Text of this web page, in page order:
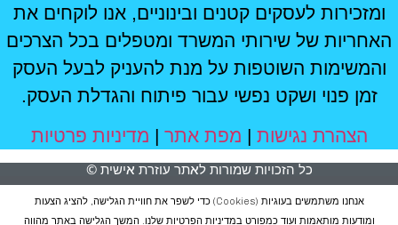
ומזכירות לעסקים קטנים ובינוניים, אנו לוקחים את
האחריות של שירותי המשרד ומטפלים בכל הצרכים
והמשימות השוטפות על מנת להעניק לבעל העסק
זמן פנוי ושקט נפשי עבור פיתוח והגדלת העסק.
הצהרת נגישות | מפת אתר | מדיניות פרטיות
כל הזכויות שמורות לאתר עוזרת אישית ©
אנחנו משתמשים בעוגיות (cookies) כדי לשפר את חוויית הגלישה, להציג הצעות
ומודעות מותאמות ועוד כמפורטבמדיניות הפרטיות שלנו. המשך הגלישה באתר מהווה